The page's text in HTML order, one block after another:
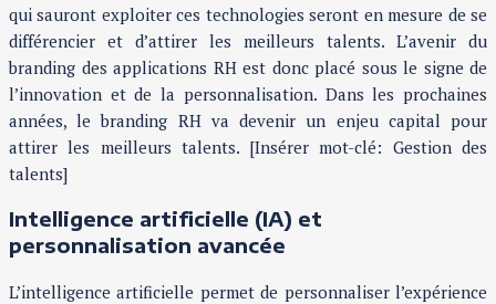
qui sauront exploiter ces technologies seront en mesure de se
différencier et d’attirer les meilleurs talents. L’avenir du
branding des applications RH est donc placé sous le signe de
l’innovation et de la personnalisation. Dans les prochaines
années, le branding RH va devenir un enjeu capital pour
attirer les meilleurs talents. [Insérer mot-clé: Gestion des
talents]
Intelligence artificielle (IA) et
personnalisation avancée
L’intelligence artificielle permet de personnaliser l’expérience